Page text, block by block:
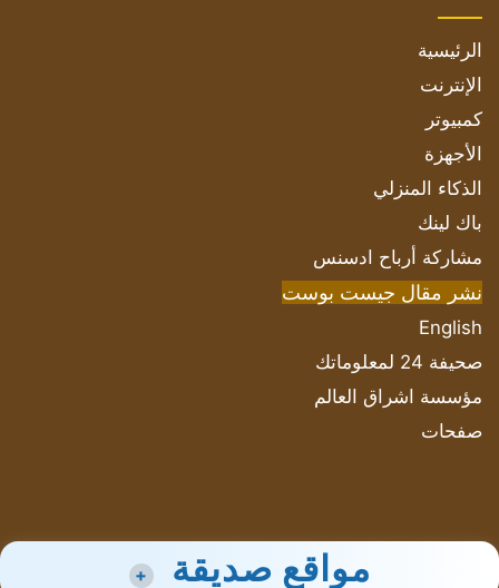
الرئيسية
الإنترنت
كمبيوتر
الأجهزة
الذكاء المنزلي
باك لينك
مشاركة أرباح ادسنس
نشر مقال جيست بوست
English
صحيفة 24 لمعلوماتك
مؤسسة اشراق العالم
صفحات
مواقع صديقة +